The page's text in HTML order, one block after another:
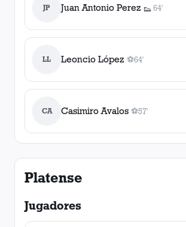
JP Juan Antonio Perez 👟
1asistencia
64'
LL Leoncio López ⚽
1gol
64'
CA Casimiro Avalos ⚽
1gol
57'
Platense
Jugadores